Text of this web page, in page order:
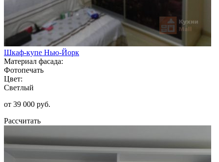
Шкаф-купе Нью-Йорк
Материал фасада:
Фотопечать
Цвет:
Светлый
от 39 000 руб.
Рассчитать